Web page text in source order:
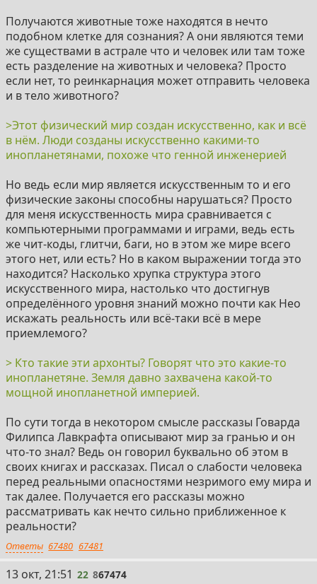
8) Внетелесный опыт реально существует, то что в
книгах Роберта Монро правда. Он узнал что Земля
это как ферма по выработке эмоциональной энергии
которую он назвал "loosh", а Землю "loosh farm". А мы
скот на ферме который доят и даже после смерти
похоже что нет освобождения или непонятно как
сбежать из этого ада.
9) Они увидели что Земля окружена такой как бы
электромагнитной решёткой/полем которое не
выпускает души умерших (или большинство) с Земли
после смерти. Эту же электромагнитную решётку
опиcывали многие в разное время, например
гностики в 1-3 веке нашей эры. Похоже что душа/
астральное тело имеет какую-то электромагниную
природу и электромагнитные поля могут на неё
влиять.
10) Вся или почти вся реальная власть на Земле
служит этим архонтам, этой инопланетной империи.
Настоящие элиты прекрасно знают о них очень
давно. Эти их ритуалы (включая жертвоприношения
всю историю) делали для связи с архонтами и
сущностями из астрала.
11) Существование в физических телах в физических
телах это самая низшая форма существования из
возможных, самое днище хуже которого ничего нет.
Физическое тело это тюрьма для сознания,
бессмертной сущности. Никакого ада и рая не
существует, но существование в физических телах это
ближе всего к понятию "ад", хуже некуда уже.
https://www.youtube.com/watch?v=m-R0PWUVi9g
https://www.youtube.com/watch?v=ndoI8kD7CXM
Получаются животные тоже находятся в нечто
подобном клетке для сознания? А они являются теми
же существами в астрале что и человек или там тоже
есть разделение на животных и человека? Просто
если нет, то реинкарнация может отправить человека
и в тело животного?
>Этот физический мир создан искусственно, как и всё
в нём. Люди созданы искусственно какими-то
инопланетянами, похоже что генной инженерией
Но ведь если мир является искусственным то и его
физические законы способны нарушаться? Просто
для меня искусственность мира сравнивается с
компьютерными программами и играми, ведь есть
же чит-коды, глитчи, баги, но в этом же мире всего
этого нет, или есть? Но в каком выражении тогда это
находится? Насколько хрупка структура этого
искусственного мира, настолько что достигнув
определённого уровня знаний можно почти как Нео
искажать реальность или всё-таки всё в мере
приемлемого?
> Кто такие эти архонты? Говорят что это какие-то
инопланетяне. Земля давно захвачена какой-то
мощной инопланетной империей.
По сути тогда в некотором смысле рассказы Говарда
Филипса Лавкрафта описывают мир за гранью и он
что-то знал? Ведь он говорил буквально об этом в
своих книгах и рассказах. Писал о слабости человека
перед реальными опасностями незримого ему мира и
так далее. Получается его рассказы можно
рассматривать как нечто сильно приближенное к
реальности?
Ответы 67480 67481
22
13 окт, 21:51 22 867474